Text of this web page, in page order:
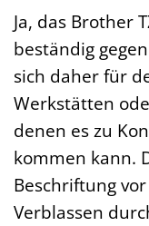
Ja, das Brother
beständig
sich daher für
Werkstätten
denen es zu
kommen kann.
Beschriftung
Verblassen